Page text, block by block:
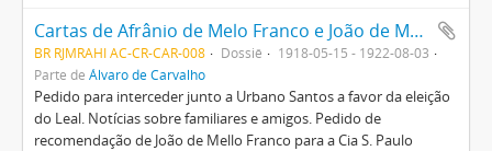
Cartas de Afrânio de Melo Franco e João de Mello Franco para Álvaro de Carvalho.
BR RJMRAHI AC-CR-CAR-008 Dossiê
1918-05-15 - 1922-08-03
Parte de Álvaro de Carvalho
Pedido para interceder junto a Urbano Santos a favor da eleição
do Leal. Notícias sobre familiares e amigos. Pedido de
recomendação de João de Mello Franco para a Cia S. Paulo